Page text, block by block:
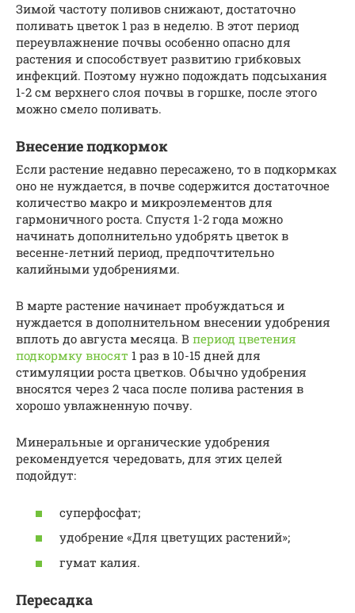
Зимой частоту поливов снижают, достаточно
поливать цветок 1 раз в неделю. В этот период
переувлажнение почвы особенно опасно для
растения и способствует развитию грибковых
инфекций. Поэтому нужно подождать подсыхания
1-2 см верхнего слоя почвы в горшке, после этого
можно смело поливать.
Внесение подкормок
Если растение недавно пересажено, то в подкормках
оно не нуждается, в почве содержится достаточное
количество макро и микроэлементов для
гармоничного роста. Спустя 1-2 года можно
начинать дополнительно удобрять цветок в
весенне-летний период, предпочтительно
калийными удобрениями.
В марте растение начинает пробуждаться и
нуждается в дополнительном внесении удобрения
вплоть до августа месяца. В период цветения
подкормку вносят 1 раз в 10-15 дней для
стимуляции роста цветков. Обычно удобрения
вносятся через 2 часа после полива растения в
хорошо увлажненную почву.
Минеральные и органические удобрения
рекомендуется чередовать, для этих целей
подойдут:
суперфосфат;
удобрение «Для цветущих растений»;
гумат калия.
Пересадка